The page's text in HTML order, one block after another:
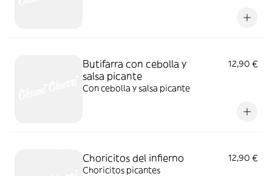
Butifarra con cebolla y
salsa picante
12,90 €
Con cebolla y salsa picante
Choricitos del infierno
12,90 €
Choricitos picantes